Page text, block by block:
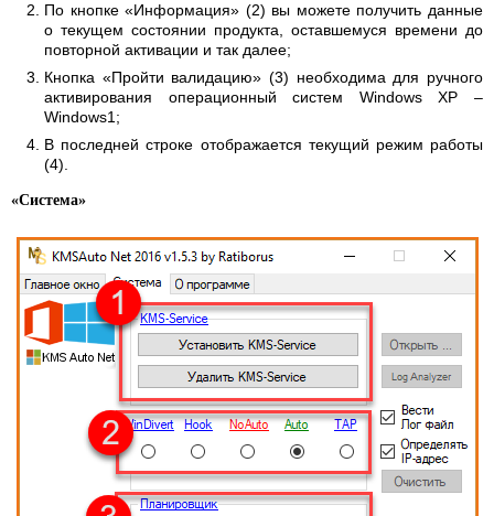
По кнопке «Информация» (2) вы можете получить данные
о текущем состоянии продукта, оставшемуся времени до
повторной активации и так далее;
Кнопка «Пройти валидацию» (3) необходима для ручного
активирования операционный систем Windows XP –
Windows1;
В последней строке отображается текущий режим работы
(4).
«Система»